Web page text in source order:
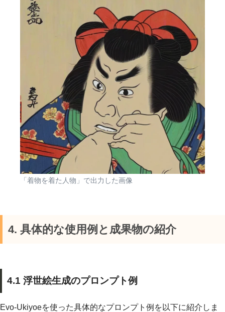
「着物を着た人物」で出力した画像
4. 具体的な使用例と成果物の紹介
4.1 浮世絵生成のプロンプト例
Evo-Ukiyoeを使った具体的なプロンプト例を以下に紹介しま